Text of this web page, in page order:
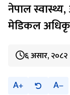
नेपाल
मेडिकल
६ असार, २०८२
A A